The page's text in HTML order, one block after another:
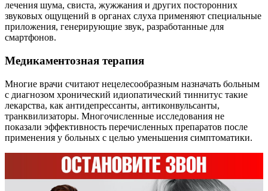
лечения шума, свиста, жужжания и других посторонних
звуковых ощущений в органах слуха применяют специальные
приложения, генерирующие звук, разработанные для
смартфонов.
Медикаментозная терапия
Многие врачи считают нецелесообразным назначать больным
с диагнозом хронический идиопатический тиннитус такие
лекарства, как антидепрессанты, антиконвульсанты,
транквилизаторы. Многочисленные исследования не
показали эффективность перечисленных препаратов после
применения у больных с целью уменьшения симптоматики.